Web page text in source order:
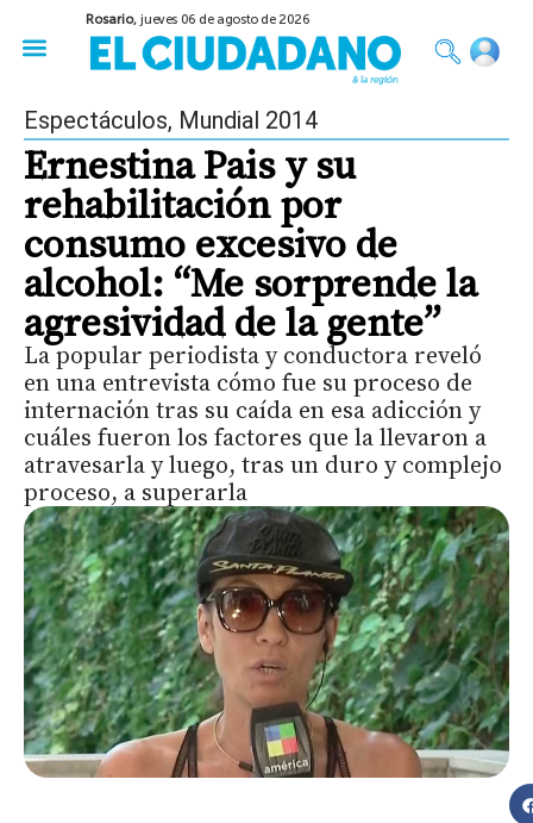
Rosario,jueves 06 de agosto de 2026
Espectáculos, Mundial 2014
Ernestina Pais y su
rehabilitación por
consumo excesivo de
alcohol: “Me sorprende la
agresividad de la gente”
La popular periodista y conductora reveló
en una entrevista cómo fue su proceso de
internación tras su caída en esa adicción y
cuáles fueron los factores que la llevaron a
atravesarla y luego, tras un duro y complejo
proceso, a superarla